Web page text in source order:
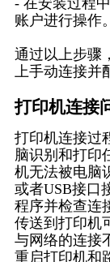
- 在安装过程
账户进行操作。
通过以上步骤
上手动连接并
打印机连接
打印机连接过
脑识别和打印
机无法被电脑
或者USB接口
程序并检查连
传送到打印机
与网络的连接
重启打印机和